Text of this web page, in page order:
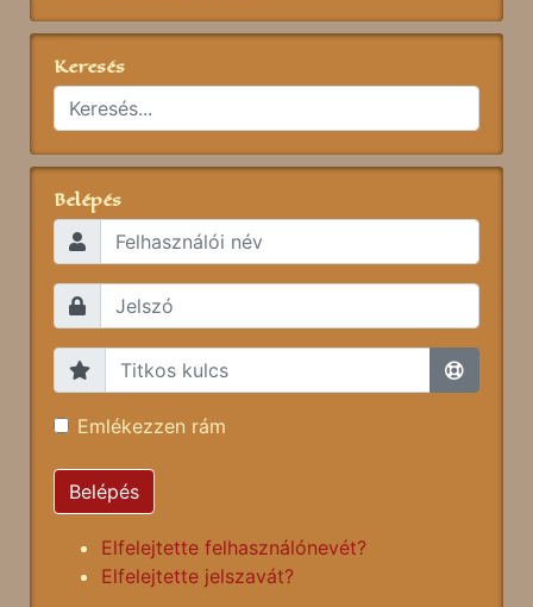
Keresés
Belépés
Emlékezzen rám
Belépés
Elfelejtette felhasználónevét?
Elfelejtette jelszavát?